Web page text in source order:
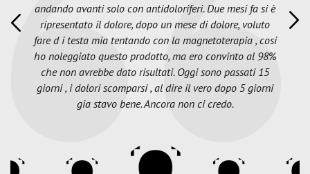
andando avanti solo con antidoloriferi. Due mesi fa si è
ripresentato il dolore, dopo un mese di dolore, voluto
fare d i testa mia tentando con la magnetoterapia , cosi
ho noleggiato questo prodotto, ma ero convinto al 98%
che non avrebbe dato risultati. Oggi sono passati 15
giorni , i dolori scomparsi , al dire il vero dopo 5 giorni
gia stavo bene. Ancora non ci credo.